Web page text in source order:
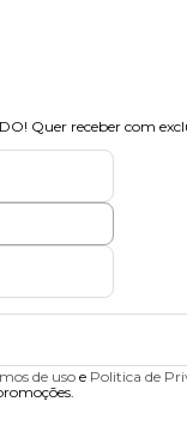
Quer receber com
de usoe Politica de